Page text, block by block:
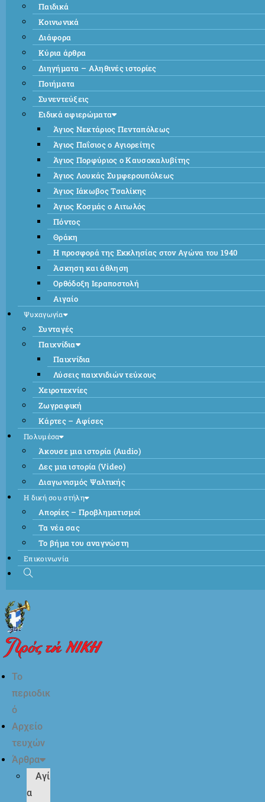
Παιδικά
Κοινωνικά
Διάφορα
Κύρια άρθρα
Διηγήματα – Αληθινές ιστορίες
Ποιήματα
Συνεντεύξεις
Ειδικά αφιερώματα
Άγιος Νεκτάριος Πενταπόλεως
Άγιος Παΐσιος ο Αγιορείτης
Άγιος Πορφύριος ο Καυσοκαλυβίτης
Άγιος Λουκάς Συμφερουπόλεως
Άγιος Ιάκωβος Τσαλίκης
Άγιος Κοσμάς ο Αιτωλός
Πόντος
Θράκη
Η προσφορά της Εκκλησίας στον Αγώνα του 1940
Άσκηση και άθληση
Ορθόδοξη Ιεραποστολή
Αιγαίο
Ψυχαγωγία
Συνταγές
Παιχνίδια
Παιχνίδια
Λύσεις παιχνιδιών τεύχους
Χειροτεχνίες
Ζωγραφική
Κάρτες – Αφίσες
Πολυμέσα
Άκουσε μια ιστορία (Audio)
Δες μια ιστορία (Video)
Διαγωνισμός Ψαλτικής
Η δική σου στήλη
Απορίες – Προβληματισμοί
Τα νέα σας
Το βήμα του αναγνώστη
Επικοινωνία
Το
περιοδικ
ό
Αρχείο
τευχών
Άρθρα
Αγί
α